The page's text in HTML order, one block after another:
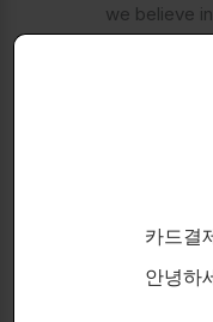
we believe
enjoying
카드결
안녕하